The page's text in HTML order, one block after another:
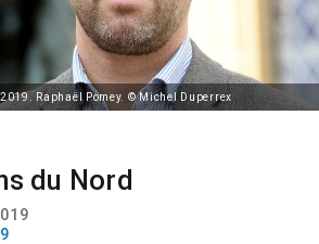
Raphaël Pomey. © Michel Duperrex
du Nord